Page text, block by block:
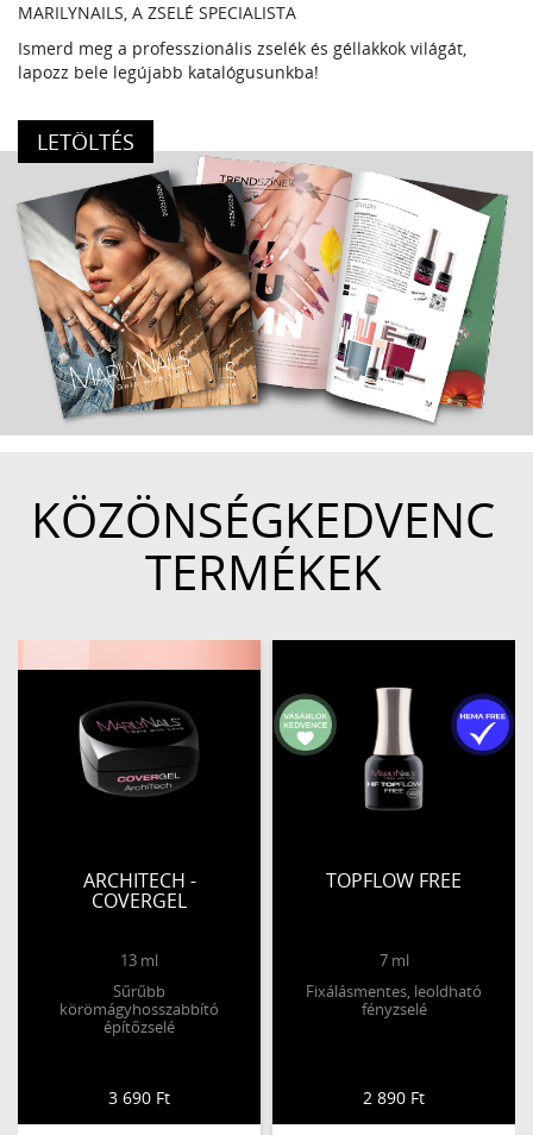
MARILYNAILS, A ZSELÉ SPECIALISTA
Ismerd meg a professzionális zselék és géllakkok világát,
lapozz bele legújabb katalógusunkba!
LETÖLTÉS
KÖZÖNSÉGKEDVENC
TERMÉKEK
ARCHITECH -
COVERGEL
13 ml
Sűrűbb
körömágyhosszabbító
építőzselé
3 690 Ft
TOPFLOW FREE
7 ml
Fixálásmentes, leoldható
fényzselé
2 890 Ft